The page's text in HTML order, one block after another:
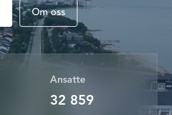
Om oss
Ansatte
32 859